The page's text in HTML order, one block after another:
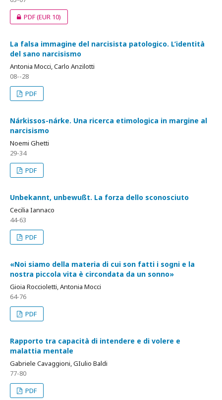
PDF(EUR 10)
La falsa immagine del narcisista patologico. L’identità
del sano narcisismo
Antonia Mocci, Carlo Anzilotti
08--28
PDF
Nárkissos-nárke. Una ricerca etimologica in margine al
narcisismo
Noemi Ghetti
29-34
PDF
Unbekannt, unbewußt. La forza dello sconosciuto
Cecilia Iannaco
44-63
PDF
«Noi siamo della materia di cui son fatti i sogni e la
nostra piccola vita è circondata da un sonno»
Gioia Roccioletti, Antonia Mocci
64-76
PDF
Rapporto tra capacità di intendere e di volere e
malattia mentale
Gabriele Cavaggioni, GIulio Baldi
77-80
PDF